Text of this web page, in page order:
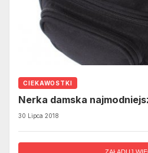
CIEKAWOSTKI
Nerka damska
30 Lipca 2018